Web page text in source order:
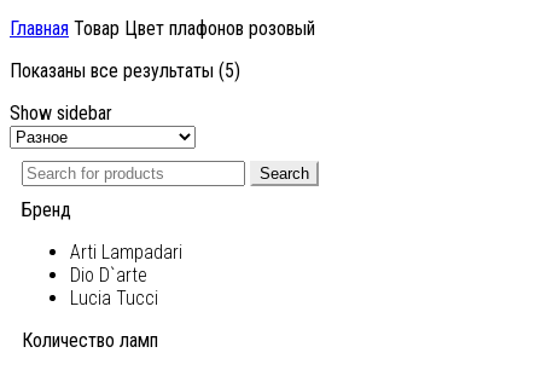
Главная Товар Цвет плафонов розовый
Показаны все результаты (5)
Show sidebar
Search
Бренд
Arti Lampadari
Dio D`arte
Lucia Tucci
Количество ламп